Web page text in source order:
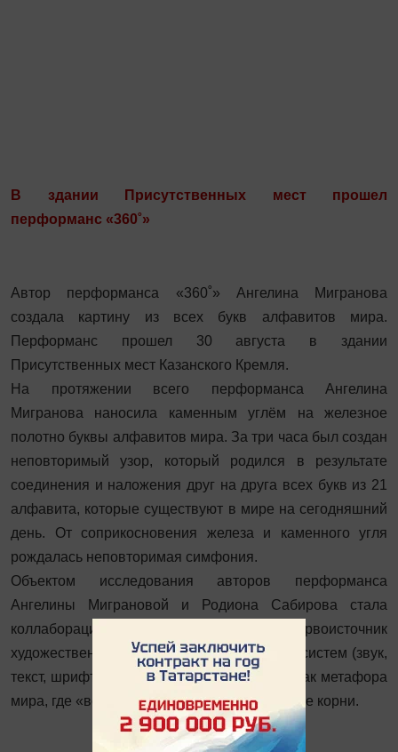
В здании Присутственных мест прошел
перформанс «360˚»
Автор перформанса «360˚» Ангелина Мигранова
создала картину из всех букв алфавитов мира.
Перформанс прошел 30 августа в здании
Присутственных мест Казанского Кремля.
На протяжении всего перформанса Ангелина
Мигранова наносила каменным углём на железное
полотно буквы алфавитов мира. За три часа был создан
неповторимый узор, который родился в результате
соединения и наложения друг на друга всех букв из 21
алфавита, которые существуют в мире на сегодняшний
день. От соприкосновения железа и каменного угля
рождалась неповторимая симфония.
Объектом исследования авторов перформанса
Ангелины Миграновой и Родиона Сабирова стала
коллаборация языковых механизмов, как первоисточник
художественно-изобразительных знаковых систем (звук,
текст, шрифт, движение) и их соединение, как метафора
мира, где «все едино» и имеет общие единые корни.